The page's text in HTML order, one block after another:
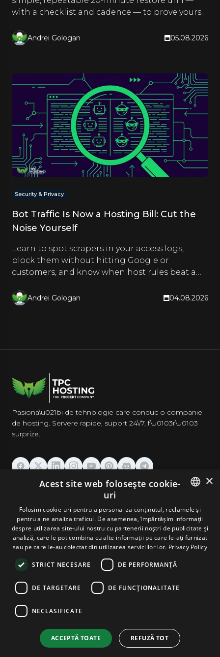
with a checklist and cadence — to prove yours
Andrei Gologan 05.08.2026
Security & Privacy
Bot Traffic Is Now a Hosting Bill: Cut the
Noise Yourself
Learn to spot scrapers in your access logs,
block them without hitting Google or
customers, and know when host rules beat a
Andrei Gologan 04.08.2026
Pasiona\u021bi de tehnologie care conduc o companie
de hosting. Servere rapide, suport 24\/7, f\u0103r\u0103
surprize.
GĂZDUIRE
DOMENII & EMAIL
UNELTE & SECURITATE
COMPANIE
Terms and Conditions
ENGLISH
GERMAN
ROMANIAN
×
Acest site web folosește cookie-
uri
Folosim cookie-uri pentru a personaliza conținutul, reclamele și
pentru a ne analiza traficul. De asemenea, împărtășim informații
despre utilizarea site-ului nostru cu partenerii noștri de publicitate și
analiză, care le pot combina cu alte informații pe care le-ați furnizat
sau pe care le-au colectat din utilizarea serviciilor lor. Privacy Policy
STRICT NECESARE DE PERFORMANȚĂ
DE TARGETARE DE FUNCŢIONALITATE
NECLASIFICATE
ACCEPTĂ TOATE REFUZĂ TOT